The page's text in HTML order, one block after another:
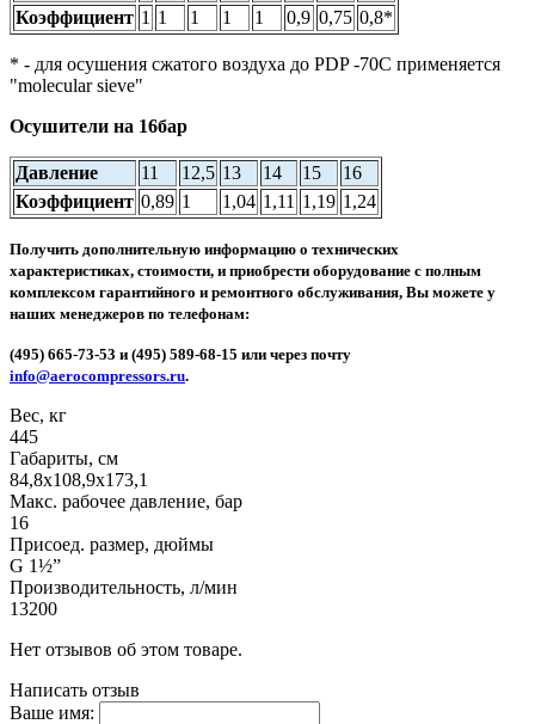
Коэффициент 1 1 1 1 1 0,9 0,75 0,8*
* - для осушения сжатого воздуха до PDP -70С применяется
"molecular sieve"
Осушители на 16бар
Давление 11 12,5 13 14 15
16
Коэффициент 0,89 1 1,04 1,11 1,19 1,24
Получить дополнительную информацию о технических
характеристиках, стоимости, и приобрести оборудование с полным
комплексом гарантийного и ремонтного обслуживания, Вы можете у
наших менеджеров по телефонам:
(495) 665-73-53 и (495) 589-68-15 или через почту
info@aerocompressors.ru.
Вес, кг
445
Габариты, см
84,8х108,9х173,1
Макс. рабочее давление, бар
16
Присоед. размер, дюймы
G 1½”
Производительность, л/мин
13200
Нет отзывов об этом товаре.
Написать отзыв
Ваше имя: